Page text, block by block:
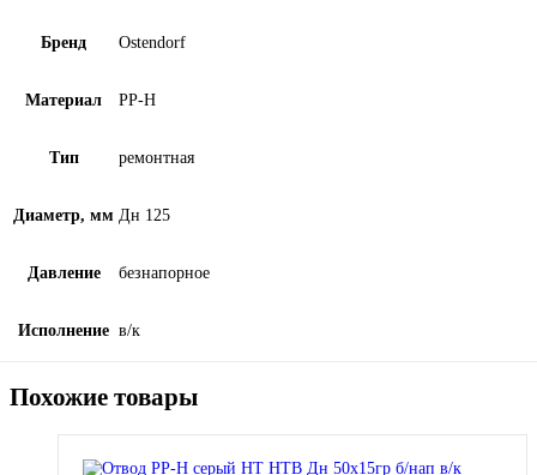
Бренд Ostendorf
Материал PP-H
Тип ремонтная
Диаметр, мм Дн 125
Давление безнапорное
Исполнение в/к
Похожие товары